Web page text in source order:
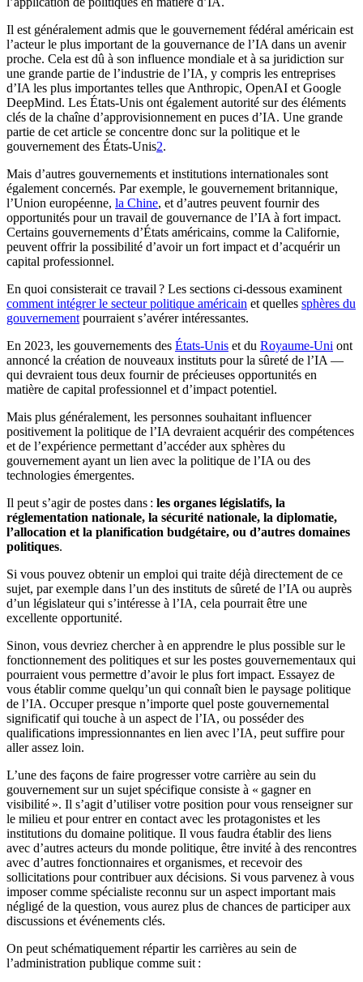
Il est généralement admis que le gouvernement fédéral américain est
l’acteur le plus important de la gouvernance de l’IA dans un avenir
proche. Cela est dû à son influence mondiale et à sa juridiction sur
une grande partie de l’industrie de l’IA, y compris les entreprises
d’IA les plus importantes telles que Anthropic, OpenAI et Google
DeepMind. Les États-Unis ont également autorité sur des éléments
clés de la chaîne d’approvisionnement en puces d’IA. Une grande
partie de cet article se concentre donc sur la politique et le
gouvernement des États-Unis⁠2.
Mais d’autres gouvernements et institutions internationales sont
également concernés. Par exemple, le gouvernement britannique,
l’Union européenne, la Chine, et d’autres peuvent fournir des
opportunités pour un travail de gouvernance de l’IA à fort impact.
Certains gouvernements d’États américains, comme la Californie,
peuvent offrir la possibilité d’avoir un fort impact et d’acquérir un
capital professionnel.
En quoi consisterait ce travail ? Les sections ci-dessous examinent
comment intégrer le secteur politique américain et quelles sphères du
gouvernement pourraient s’avérer intéressantes.
En 2023, les gouvernements des États-Unis et du Royaume-Uni ont
annoncé la création de nouveaux instituts pour la sûreté de l’IA —
qui devraient tous deux fournir de précieuses opportunités en
matière de capital professionnel et d’impact potentiel.
Mais plus généralement, les personnes souhaitant influencer
positivement la politique de l’IA devraient acquérir des compétences
et de l’expérience permettant d’accéder aux sphères du
gouvernement ayant un lien avec la politique de l’IA ou des
technologies émergentes.
Il peut s’agir de postes dans : les organes législatifs, la
réglementation nationale, la sécurité nationale, la diplomatie,
l’allocation et la planification budgétaire, ou d’autres domaines
politiques.
Si vous pouvez obtenir un emploi qui traite déjà directement de ce
sujet, par exemple dans l’un des instituts de sûreté de l’IA ou auprès
d’un législateur qui s’intéresse à l’IA, cela pourrait être une
excellente opportunité.
Sinon, vous devriez chercher à en apprendre le plus possible sur le
fonctionnement des politiques et sur les postes gouvernementaux qui
pourraient vous permettre d’avoir le plus fort impact. Essayez de
vous établir comme quelqu’un qui connaît bien le paysage politique
de l’IA. Occuper presque n’importe quel poste gouvernemental
significatif qui touche à un aspect de l’IA, ou posséder des
qualifications impressionnantes en lien avec l’IA, peut suffire pour
aller assez loin.
L’une des façons de faire progresser votre carrière au sein du
gouvernement sur un sujet spécifique consiste à « gagner en
visibilité ». Il s’agit d’utiliser votre position pour vous renseigner sur
le milieu et pour entrer en contact avec les protagonistes et les
institutions du domaine politique. Il vous faudra établir des liens
avec d’autres acteurs du monde politique, être invité à des rencontres
avec d’autres fonctionnaires et organismes, et recevoir des
sollicitations pour contribuer aux décisions. Si vous parvenez à vous
imposer comme spécialiste reconnu sur un aspect important mais
négligé de la question, vous aurez plus de chances de participer aux
discussions et événements clés.
On peut schématiquement répartir les carrières au sein de
l’administration publique comme suit :